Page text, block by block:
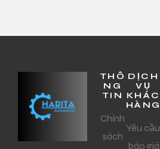
THÔ
NG
TIN
Chính
sách
DỊCH
VỤ
KHÁC
HÀNG
Yêu cầu
báo giá